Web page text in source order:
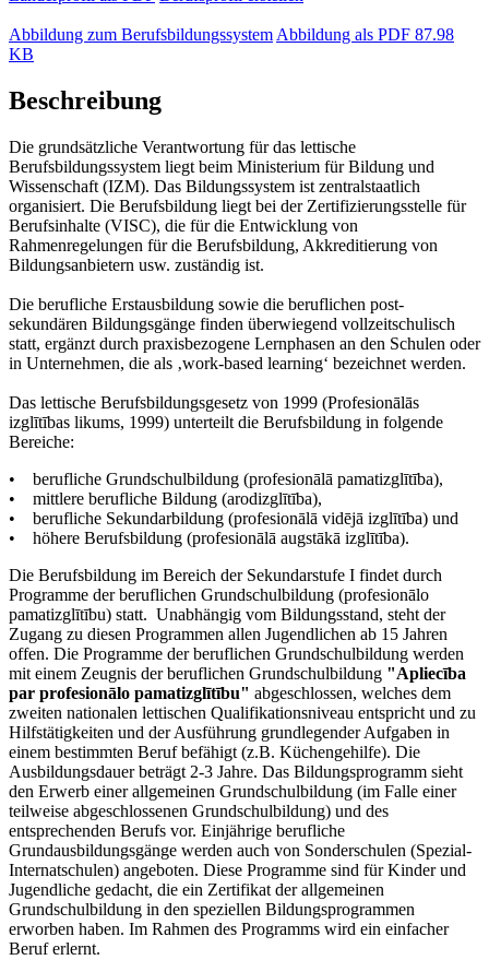
Abbildung zum Berufsbildungssystem Abbildung als PDF 87.98
KB
Beschreibung
Die grundsätzliche Verantwortung für das lettische
Berufsbildungssystem liegt beim Ministerium für Bildung und
Wissenschaft (IZM). Das Bildungssystem ist zentralstaatlich
organisiert. Die Berufsbildung liegt bei der Zertifizierungsstelle für
Berufsinhalte (VISC), die für die Entwicklung von
Rahmenregelungen für die Berufsbildung, Akkreditierung von
Bildungsanbietern usw. zuständig ist.
Die berufliche Erstausbildung sowie die beruflichen post-
sekundären Bildungsgänge finden überwiegend vollzeitschulisch
statt, ergänzt durch praxisbezogene Lernphasen an den Schulen oder
in Unternehmen, die als ‚work-based learning‘ bezeichnet werden.
Das lettische Berufsbildungsgesetz von 1999 (Profesionālās
izglītības likums, 1999) unterteilt die Berufsbildung in folgende
Bereiche:
• berufliche Grundschulbildung (profesionālā pamatizglītība),
• mittlere berufliche Bildung (arodizglītība),
• berufliche Sekundarbildung (profesionālā vidējā izglītība) und
• höhere Berufsbildung (profesionālā augstākā izglītība).
Die Berufsbildung im Bereich der Sekundarstufe I findet durch
Programme der beruflichen Grundschulbildung (profesionālo
pamatizglītību) statt. Unabhängig vom Bildungsstand, steht der
Zugang zu diesen Programmen allen Jugendlichen ab 15 Jahren
offen. Die Programme der beruflichen Grundschulbildung werden
mit einem Zeugnis der beruflichen Grundschulbildung "Apliecība
par profesionālo pamatizglītību" abgeschlossen, welches dem
zweiten nationalen lettischen Qualifikationsniveau entspricht und zu
Hilfstätigkeiten und der Ausführung grundlegender Aufgaben in
einem bestimmten Beruf befähigt (z.B. Küchengehilfe). Die
Ausbildungsdauer beträgt 2-3 Jahre. Das Bildungsprogramm sieht
den Erwerb einer allgemeinen Grundschulbildung (im Falle einer
teilweise abgeschlossenen Grundschulbildung) und des
entsprechenden Berufs vor. Einjährige berufliche
Grundausbildungsgänge werden auch von Sonderschulen (Spezial-
Internatschulen) angeboten. Diese Programme sind für Kinder und
Jugendliche gedacht, die ein Zertifikat der allgemeinen
Grundschulbildung in den speziellen Bildungsprogrammen
erworben haben. Im Rahmen des Programms wird ein einfacher
Beruf erlernt.